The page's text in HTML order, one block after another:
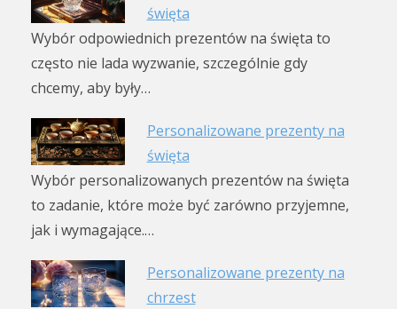
święta
Wybór odpowiednich prezentów na święta to
często nie lada wyzwanie, szczególnie gdy
chcemy, aby były…
Personalizowane prezenty na
święta
Wybór personalizowanych prezentów na święta
to zadanie, które może być zarówno przyjemne,
jak i wymagające.…
Personalizowane prezenty na
chrzest